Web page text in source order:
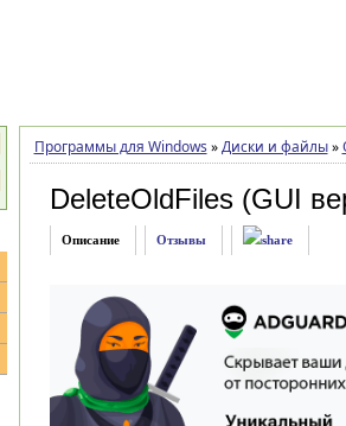
Программы для Windows » Диски и файлы »
DeleteOldFiles (GUI
Описание Отзывы